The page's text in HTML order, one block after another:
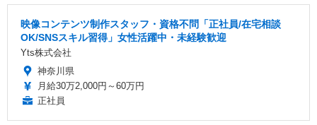
映像コンテンツ制作スタッフ・資格不問「正社員/在宅相談
OK/SNSスキル習得」女性活躍中・未経験歓迎
Yts株式会社
神奈川県
月給30万2,000円～60万円
正社員